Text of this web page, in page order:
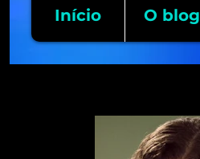
Início O blog